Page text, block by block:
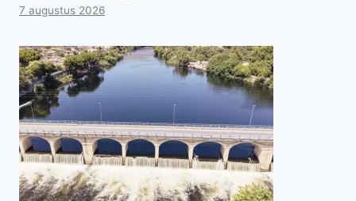
7 augustus 2026